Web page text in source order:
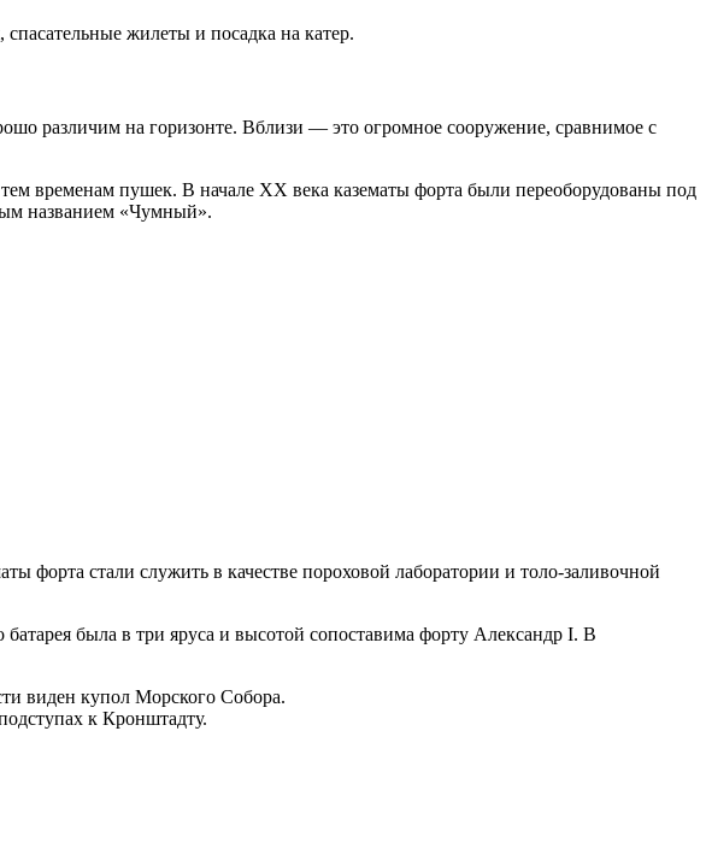
спасательные жилеты и посадка на катер.
различим на горизонте. Вблизи — это огромное сооружение, сравнимое с
временам пушек. В начале XX века казематы форта были переоборудованы под
названием «Чумный».
форта стали служить в качестве пороховой лаборатории и толо-заливочной
была в три яруса и высотой сопоставима форту Александр І. В
виден купол Морского Собора.
к Кронштадту.